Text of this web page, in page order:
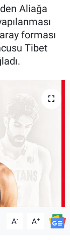
Aliağa
forması
Tibet
A- A+